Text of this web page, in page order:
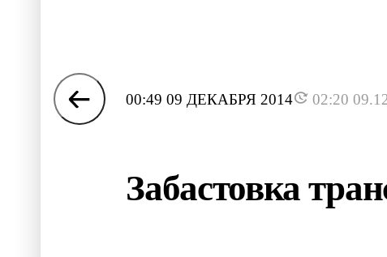
00:49 09 ДЕКАБРЯ 2014 02:20
Забастовка